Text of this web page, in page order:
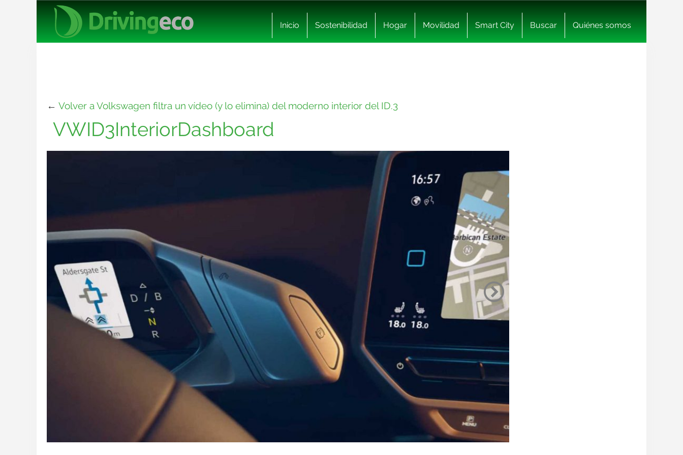
Inicio Sostenibilidad Hogar Movilidad Smart City Buscar Quiénes somos
← Volver a Volkswagen filtra un vídeo (y lo elimina) del moderno interior del ID.3
VWID3InteriorDashboard